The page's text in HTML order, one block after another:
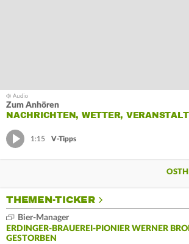
Zum Anhören
NACHRICHTEN, WETTER,
1:15 V-Tipps
THEMEN-TICKER
Bier-Manager
ERDINGER-BRAUEREI-PIONIER WERNER
GESTORBEN